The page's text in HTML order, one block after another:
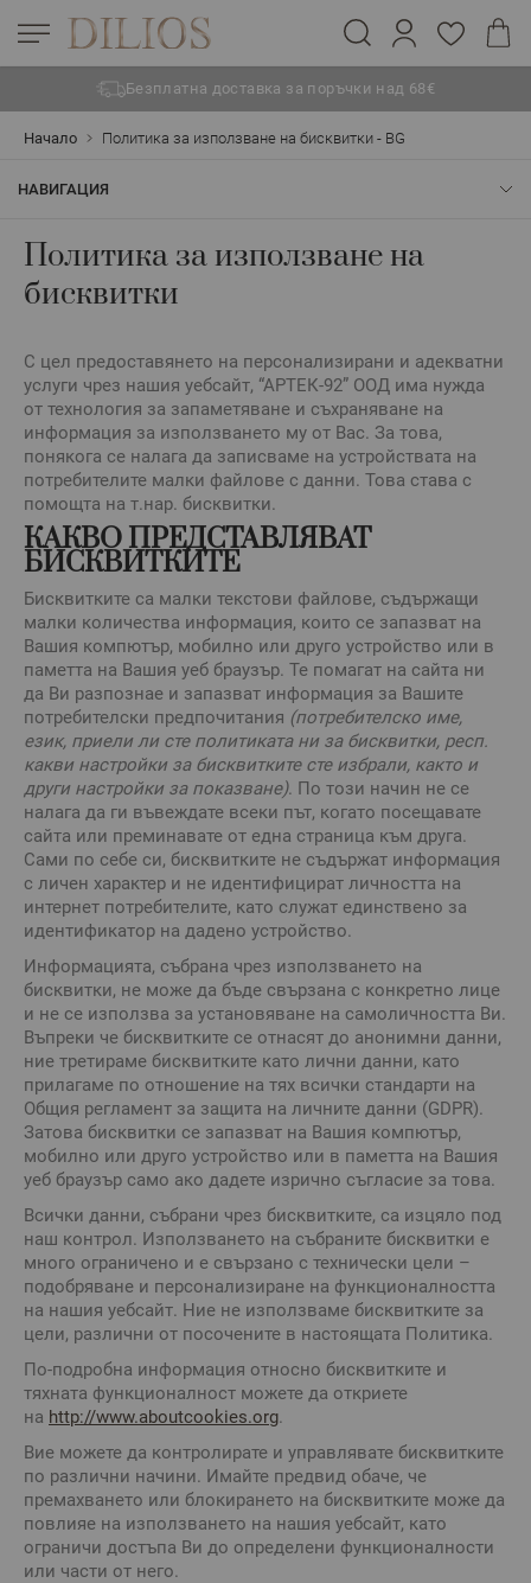
Безплатна доставка за поръчки над 68€
Начало Политика за използване на бисквитки - BG
Политика за използване на
бисквитки
С цел предоставянето на персонализирани и адекватни
услуги чрез нашия уебсайт, “АРТЕК-92” ООД има нужда
от технология за запаметяване и съхраняване на
информация за използването му от Вас. За това,
понякога се налага да записваме на устройствата на
потребителите малки файлове с данни. Това става с
помощта на т.нар. бисквитки.
КАКВО ПРЕДСТАВЛЯВАТ
БИСКВИТКИТЕ
Бисквитките са малки текстови файлове, съдържащи
малки количества информация, които се запазват на
Вашия компютър, мобилно или друго устройство или в
паметта на Вашия уеб браузър. Те помагат на сайта ни
да Ви разпознае и запазват информация за Вашите
потребителски предпочитания (потребителско име,
език, приели ли сте политиката ни за бисквитки, респ.
какви настройки за бисквитките сте избрали, както и
други настройки за показване). По този начин не се
налага да ги въвеждате всеки път, когато посещавате
сайта или преминавате от една страница към друга.
Сами по себе си, бисквитките не съдържат информация
с личен характер и не идентифицират личността на
интернет потребителите, като служат единствено за
идентификатор на дадено устройство.
Информацията, събрана чрез използването на
бисквитки, не може да бъде свързана с конкретно лице
и не се използва за установяване на самоличността Ви.
Въпреки че бисквитките се отнасят до анонимни данни,
ние третираме бисквитките като лични данни, като
прилагаме по отношение на тях всички стандарти на
Общия регламент за защита на личните данни (GDPR).
Затова бисквитки се запазват на Вашия компютър,
мобилно или друго устройство или в паметта на Вашия
уеб браузър само ако дадете изрично съгласие за това.
Всички данни, събрани чрез бисквитките, са изцяло под
наш контрол. Използването на събраните бисквитки е
много ограничено и е свързано с технически цели –
подобряване и персонализиране на функционалността
на нашия уебсайт. Ние не използваме бисквитките за
цели, различни от посочените в настоящата Политика.
По-подробна информация относно бисквитките и
тяхната функционалност можете да откриете
на http://www.aboutcookies.org.
Вие можете да контролирате и управлявате бисквитките
по различни начини. Имайте предвид обаче, че
премахването или блокирането на бисквитките може да
повлияе на използването на нашия уебсайт, като
ограничи достъпа Ви до определени функционалности
или части от него.
НАВИГАЦИЯ